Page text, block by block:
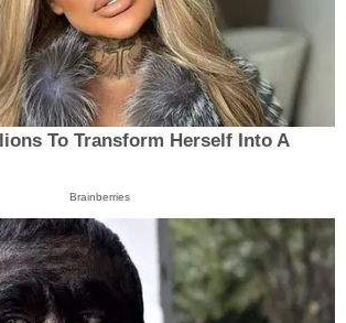
To Transform Herself Into A
Brainberries